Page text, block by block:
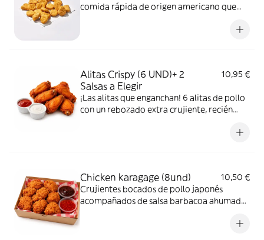
comida rápida de origen americano que
Alitas Crispy (6 UND)+ 2
Salsas a Elegir
10,95 €
¡Las alitas que enganchan! 6 alitas de pollo
con un rebozado extra crujiente, recién
Chicken karagage (8und)
10,50 €
Crujientes bocados de pollo japonés
acompañados de salsa barbacoa ahumada